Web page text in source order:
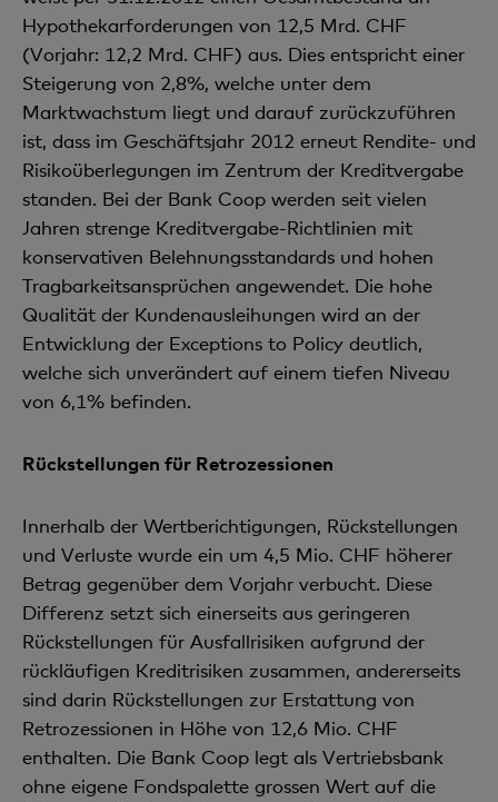
Hypothekarforderungen von 12,5 Mrd. CHF
(Vorjahr: 12,2 Mrd. CHF) aus. Dies entspricht einer
Steigerung von 2,8%, welche unter dem
Marktwachstum liegt und darauf zurückzuführen
ist, dass im Geschäftsjahr 2012 erneut Rendite- und
Risikoüberlegungen im Zentrum der Kreditvergabe
standen. Bei der Bank Coop werden seit vielen
Jahren strenge Kreditvergabe-Richtlinien mit
konservativen Belehnungsstandards und hohen
Tragbarkeitsansprüchen angewendet. Die hohe
Qualität der Kundenausleihungen wird an der
Entwicklung der Exceptions to Policy deutlich,
welche sich unverändert auf einem tiefen Niveau
von 6,1% befinden.
Rückstellungen für Retrozessionen
Innerhalb der Wertberichtigungen, Rückstellungen
und Verluste wurde ein um 4,5 Mio. CHF höherer
Betrag gegenüber dem Vorjahr verbucht. Diese
Differenz setzt sich einerseits aus geringeren
Rückstellungen für Ausfallrisiken aufgrund der
rückläufigen Kreditrisiken zusammen, andererseits
sind darin Rückstellungen zur Erstattung von
Retrozessionen in Höhe von 12,6 Mio. CHF
enthalten. Die Bank Coop legt als Vertriebsbank
ohne eigene Fondspalette grossen Wert auf die